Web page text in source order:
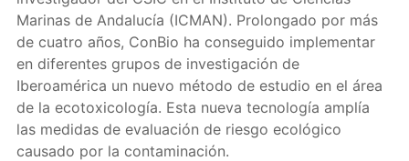
Marinas de Andalucía (ICMAN). Prolongado por más
de cuatro años, ConBio ha conseguido implementar
en diferentes grupos de investigación de
Iberoamérica un nuevo método de estudio en el área
de la ecotoxicología. Esta nueva tecnología amplía
las medidas de evaluación de riesgo ecológico
causado por la contaminación.